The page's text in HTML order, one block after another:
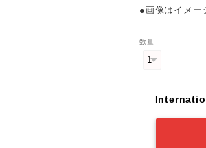
●画像はイメー
数量